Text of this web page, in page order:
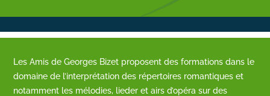
Les Amis de Georges Bizet proposent des formations dans le
domaine de l’interprétation des répertoires romantiques et
notamment les mélodies, lieder et airs d’opéra sur des